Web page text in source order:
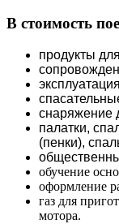
В стоимость
продукты
снаряжение
палатки,
(пенки),
обучение
оформление
газ для
мотора.